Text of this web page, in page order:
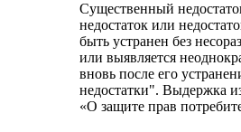
Существенный
недостаток или
быть устранен без
или выявляется
вновь после его
недостатки". Выдержка
«О защите прав